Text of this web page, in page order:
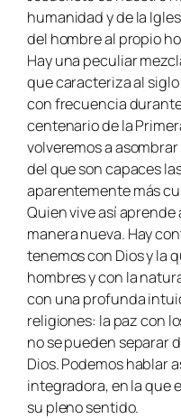
humanidad y de la
del hombre al propio
Hay una peculiar
que caracteriza al
con frecuencia
centenario de la
volveremos a
del que son capaces
aparentemente más
Quien vive así aprende
manera nueva. Hay
tenemos con Dios y la
hombres y con la
con una profunda
religiones: la paz con
no se pueden separar
Dios. Podemos hablar
integradora, en la que
su pleno sentido.